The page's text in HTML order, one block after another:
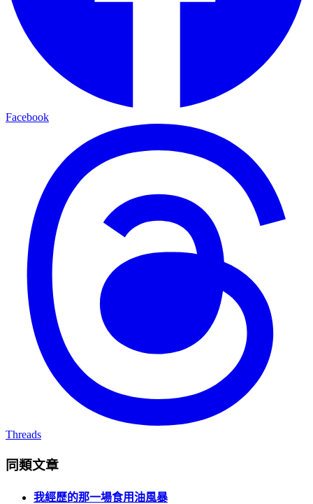
Facebook
Threads
同類文章
我經歷的那一場食用油風暴